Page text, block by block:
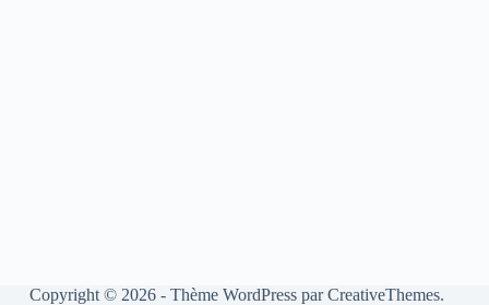
Copyright © 2026 - Thème WordPress parCreativeThemes.